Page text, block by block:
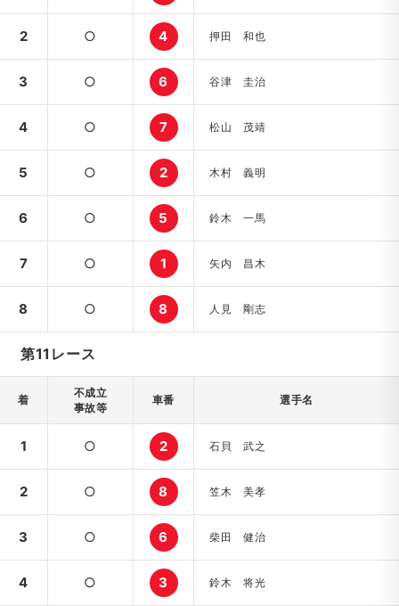
2 ○ 4 押田 和也
3 ○ 6 谷津 圭治
4 ○ 7 松山 茂靖
5 ○ 2 木村 義明
6 ○ 5 鈴木 一馬
7 ○ 1 矢内 昌木
8 ○ 8 人見 剛志
第11レース
着
不成立
事故等
車番 選手名
1 ○ 2 石貝 武之
2 ○ 8 笠木 美孝
3 ○ 6 柴田 健治
4 ○ 3 鈴木 将光